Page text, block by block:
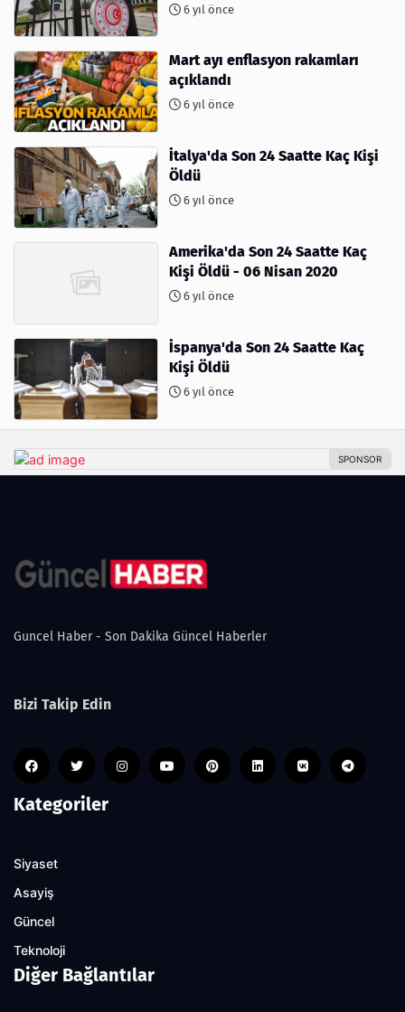
6 yıl önce
Mart ayı enflasyon rakamları
açıklandı
6 yıl önce
İtalya'da Son 24 Saatte Kaç Kişi
Öldü
6 yıl önce
Amerika'da Son 24 Saatte Kaç
Kişi Öldü - 06 Nisan 2020
6 yıl önce
İspanya'da Son 24 Saatte Kaç
Kişi Öldü
6 yıl önce
Guncel Haber - Son Dakika Güncel Haberler
Bizi Takip Edin
Kategoriler
Siyaset
Asayiş
Güncel
Teknoloji
Diğer Bağlantılar